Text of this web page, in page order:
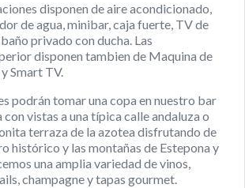
disponen de aire acondicionado,
de agua, minibar, caja fuerte, TV de
privado con ducha. Las
disponen tambien de Maquina de
Smart TV.
podrán tomar una copa en nuestro bar
vistas a una típica calle andaluza o
terraza de la azotea disfrutando de
histórico y las montañas de Estepona y
una amplia variedad de vinos,
champagne y tapas gourmet.